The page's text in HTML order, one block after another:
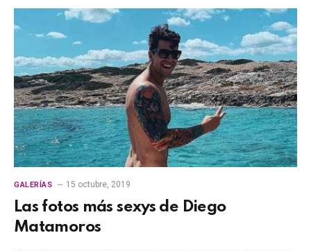
GALERÍAS 15 octubre, 2019
Las fotos más sexys de Diego
Matamoros